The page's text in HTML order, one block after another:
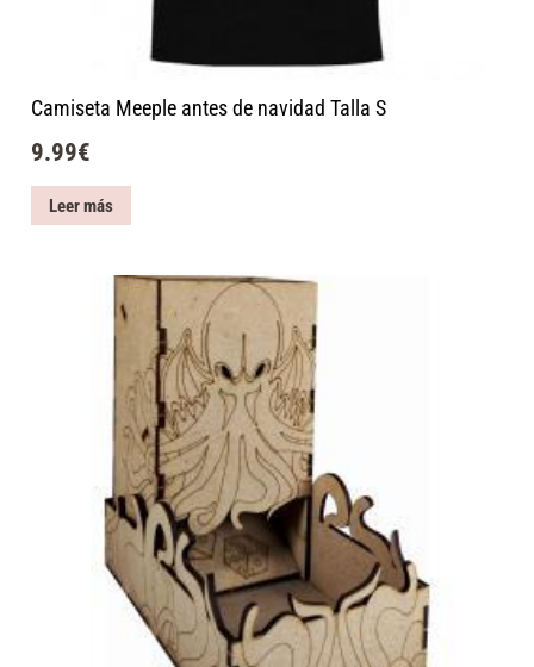
Camiseta Meeple antes de navidad Talla S
9.99€
Leer más